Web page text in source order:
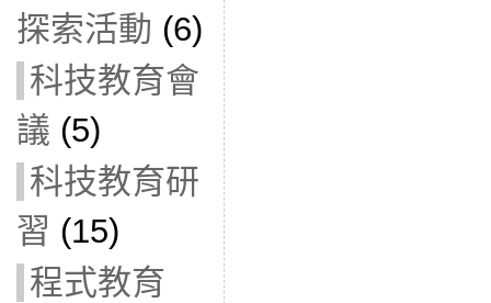
探索活動 (6)
科技教育會
議 (5)
科技教育研
習 (15)
程式教育